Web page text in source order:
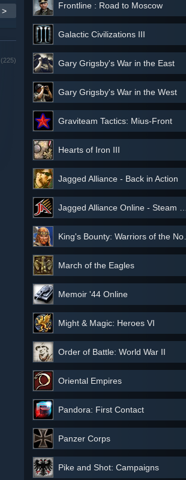
>
(225)
Frontline : Road to Moscow
Galactic Civilizations III
Gary Grigsby's War in the East
Gary Grigsby's War in the West
Graviteam Tactics: Mius-Front
Hearts of Iron III
Jagged Alliance - Back in Action
Jagged Alliance Online - Steam Edition
King's Bounty: Warriors of the North
March of the Eagles
Memoir '44 Online
Might & Magic: Heroes VI
Order of Battle: World War II
Oriental Empires
Pandora: First Contact
Panzer Corps
Pike and Shot: Campaigns